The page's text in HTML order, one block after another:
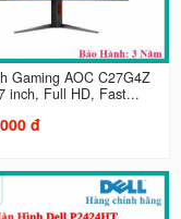
Gaming AOC C27G4Z
inch, Full HD, Fast...
đ